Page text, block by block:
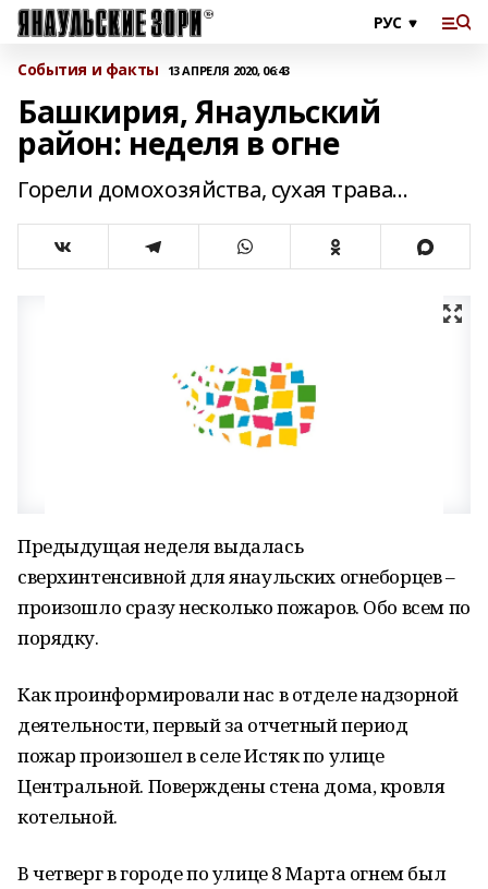
События и факты 13 АПРЕЛЯ 2020, 06:43
Башкирия, Янаульский
район: неделя в огне
Горели домохозяйства, сухая трава…
Предыдущая неделя выдалась
сверхинтенсивной для янаульских огнеборцев –
произошло сразу несколько пожаров. Обо всем по
порядку.
Как проинформировали нас в отделе надзорной
деятельности, первый за отчетный период
пожар произошел в селе Истяк по улице
Центральной. Поверждены стена дома, кровля
котельной.
В четверг в городе по улице 8 Марта огнем был